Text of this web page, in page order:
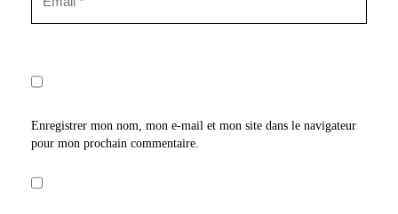
Enregistrer mon nom, mon e-mail et mon site dans le navigateur
pour mon prochain commentaire.